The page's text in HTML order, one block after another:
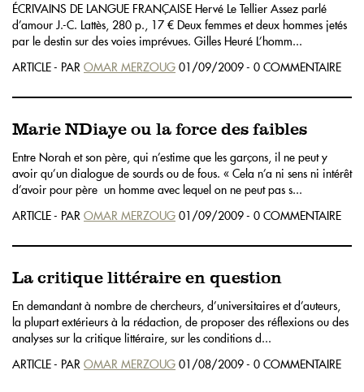
ÉCRIVAINS DE LANGUE FRANÇAISE Hervé Le Tellier Assez parlé
d’amour J.-C. Lattès, 280 p., 17 € Deux femmes et deux hommes jetés
par le destin sur des voies imprévues. Gilles Heuré L’homm...
ARTICLE - PAR OMAR MERZOUG 01/09/2009 - 0 COMMENTAIRE
Marie NDiaye ou la force des faibles
Entre Norah et son père, qui n’estime que les garçons, il ne peut y
avoir qu’un dialogue de sourds ou de fous. « Cela n’a ni sens ni intérêt
d’avoir pour père un homme avec lequel on ne peut pas s...
ARTICLE - PAR OMAR MERZOUG 01/09/2009 - 0 COMMENTAIRE
La critique littéraire en question
En demandant à nombre de chercheurs, d’universitaires et d’auteurs,
la plupart extérieurs à la rédaction, de proposer des réflexions ou des
analyses sur la critique littéraire, sur les conditions d...
ARTICLE - PAR OMAR MERZOUG 01/08/2009 - 0 COMMENTAIRE